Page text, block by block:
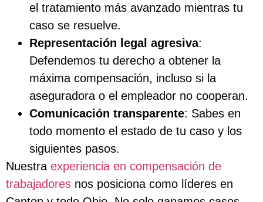
el tratamiento más avanzado mientras tu
caso se resuelve.
Representación legal agresiva:
Defendemos tu derecho a obtener la
máxima compensación, incluso si la
aseguradora o el empleador no cooperan.
Comunicación transparente: Sabes en
todo momento el estado de tu caso y los
siguientes pasos.
Nuestra experiencia en compensación de
trabajadores nos posiciona como líderes en